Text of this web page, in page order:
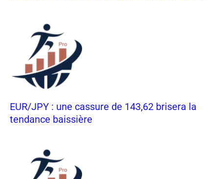
EUR/JPY : une cassure de 143,62 brisera la
tendance baissière